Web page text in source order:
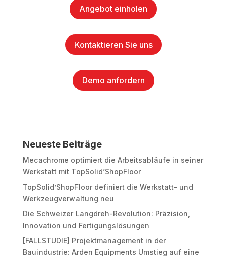
Angebot einholen
Kontaktieren Sie uns
Demo anfordern
Neueste Beiträge
Mecachrome optimiert die Arbeitsabläufe in seiner
Werkstatt mit TopSolid’ShopFloor
TopSolid’ShopFloor definiert die Werkstatt- und
Werkzeugverwaltung neu
Die Schweizer Langdreh-Revolution: Präzision,
Innovation und Fertigungslösungen
[FALLSTUDIE] Projektmanagement in der
Bauindustrie: Arden Equipments Umstieg auf eine